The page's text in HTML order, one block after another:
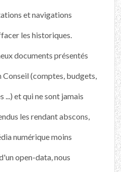
et navigations
les historiques.
documents présentés
Conseil (comptes, budgets,
et qui ne sont jamais
les rendant abscons,
numérique moins
open-data, nous